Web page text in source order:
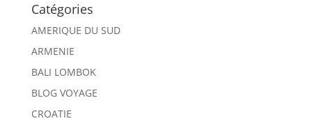
Catégories
AMERIQUE DU SUD
ARMENIE
BALI LOMBOK
BLOG VOYAGE
CROATIE